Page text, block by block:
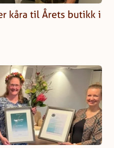
kåra til Årets butikk i